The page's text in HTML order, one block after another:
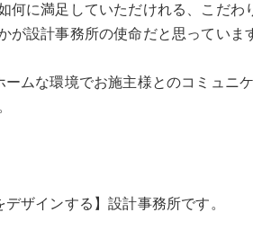
何に満足していただけれる、こだ
が設計事務所の使命だと思っていま
ムな環境でお施主様とのコミュニ
ザインする】設計事務所です。